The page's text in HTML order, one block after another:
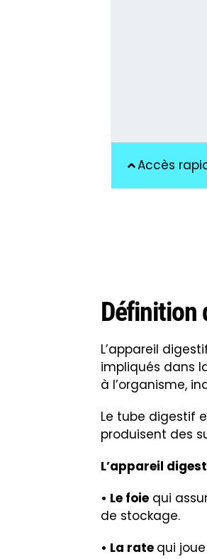
Accès
Définition
L’appareil
impliqués dans
à l’organisme,
Le tube digestif
produisent des
L’appareil
• Le foie qui
de stockage.
• La rate qui